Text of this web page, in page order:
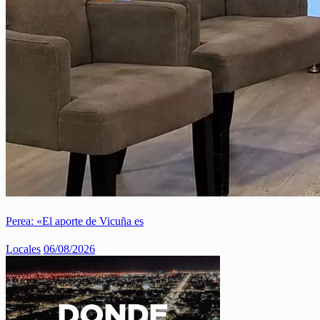
Perea: «El aporte de Vicuña es
Locales 06/08/2026